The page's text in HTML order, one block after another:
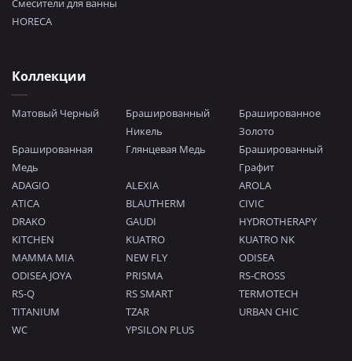
Смесители для ванны
HORECA
Коллекции
Матовый Черный
Брашированный
Никель
Брашированное
Золото
Брашированная
Медь
Глянцевая Медь
Брашированный
Графит
ADAGIO
ALEXIA
AROLA
ATICA
BLAUTHERM
CIVIC
DRAKO
GAUDI
HYDROTHERAPY
KITCHEN
KUATRO
KUATRO NK
MAMMA MIA
NEW FLY
ODISEA
ODISEA JOYA
PRISMA
RS-CROSS
RS-Q
RS SMART
TERMOTECH
TITANIUM
TZAR
URBAN CHIC
WC
YPSILON PLUS